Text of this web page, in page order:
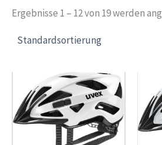
Ergebnisse 1 – 12 von 19 werden